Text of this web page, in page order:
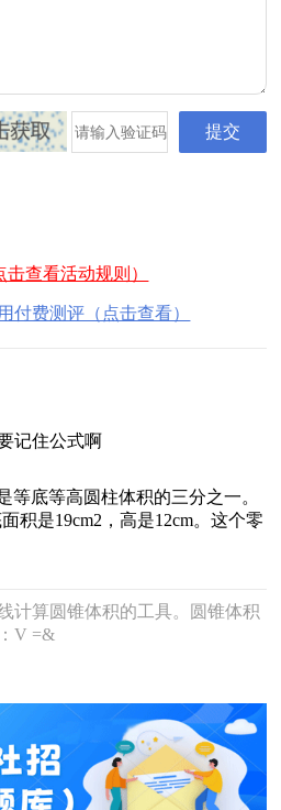
查看活动规则）
付费测评（点击查看）
记住公式啊
等底等高圆柱体积的三分之一。
积是19cm2，高是12cm。这个零
计算圆锥体积的工具。圆锥体积
V =&